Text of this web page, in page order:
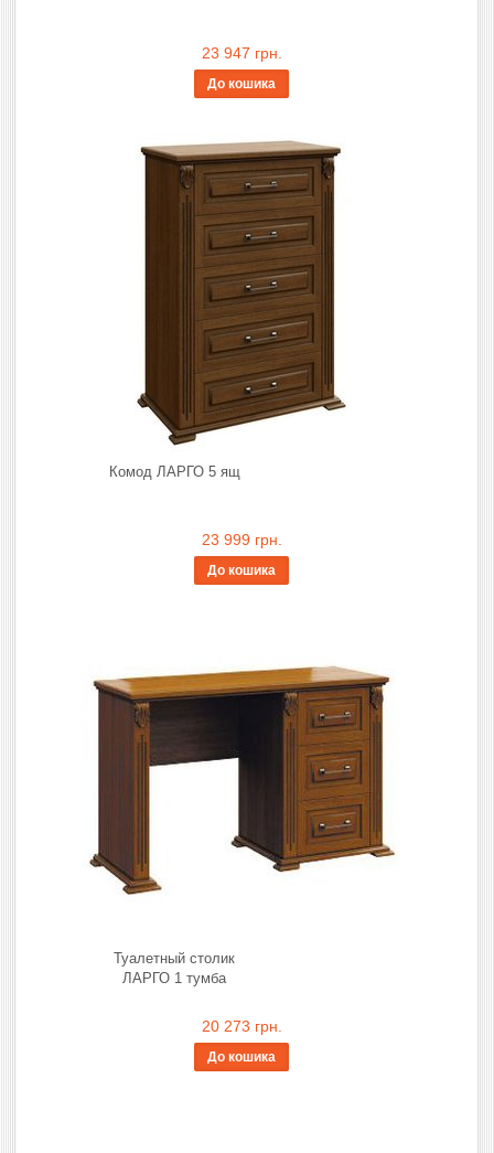
23 947 грн.
До кошика
Комод ЛАРГО 5 ящ
23 999 грн.
До кошика
Туалетный столик
ЛАРГО 1 тумба
20 273 грн.
До кошика